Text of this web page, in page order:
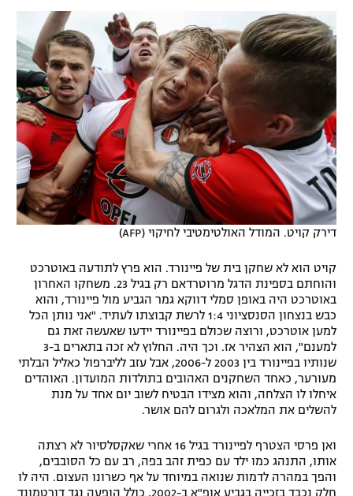
דירק קויט. המודל האולטימטיבי לחיקוי (AFP)
קויט הוא לא שחקן בית של פיינורד. הוא פרץ לתודעה באוטרכט
והוחתם בספינת הדגל מרוטרדאם רק בגיל 23. משחקו האחרון
באוטרכט היה באופן סמלי דווקא גמר הגביע מול פיינורד, והוא
כבש בנצחון הסנסציוני 1:4 לרשת קבוצתו לעתיד. "אני נותן הכל
למען אוטרכט, ורוצה שכולם בפיינורד יידעו שאעשה זאת גם
למענם", הוא הצהיר אז. וכך היה. החלוץ לא זכה בתארים ב-3
שנותיו בפיינורד בין 2003 ל-2006, אבל עזב לליברפול כאליל הבלתי
מעורער, כאחד השחקנים האהובים בתולדות המועדון. האוהדים
איחלו לו הצלחה, והוא מצידו הבטיח לשוב יום אחד על מנת
להשלים את המלאכה ולגרום להם אושר.
ואן פרסי הצטרף לפיינורד בגיל 16 אחרי שאקסלסיור לא רצתה
אותו, התנהג כמו ילד עם כפית זהב בפה, רב עם כל הסובבים,
והפך במהרה לדמות שנואה במיוחד על אף כשרונו העצום. היה לו
חלק נכבד בזכייה בגביע אופ"א ב-2002, כולל הופעה נגד דורטמונד